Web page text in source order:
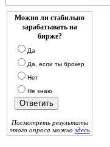
Можно ли стабильно
зарабатывать на
бирже?
Да
Да, если ты брокер
Нет
Не знаю
Посмотреть результаты
этого опроса можно здесь